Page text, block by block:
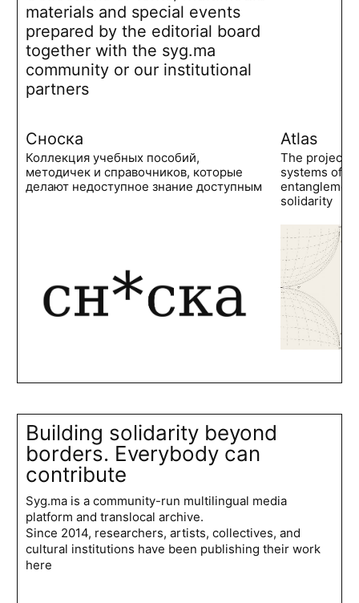
materials and special events
prepared by the editorial board
together with the syg.ma
community or our institutional
partners
Сноска
Коллекция учебных пособий,
методичек и справочников, которые
делают недоступное знание доступным
Atlas
The project
systems of
solidarity
Building solidarity beyond
borders. Everybody can
contribute
Syg.ma is a community-run multilingual media
platform and translocal archive.
Since 2014, researchers, artists, collectives, and
cultural institutions have been publishing their work
here